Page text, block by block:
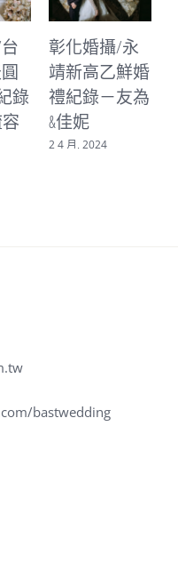
為
台中婚攝/台
中林酒店/林
皇宮婚禮紀錄
－書廷&晨心
16 3 月, 2024
bastwedding